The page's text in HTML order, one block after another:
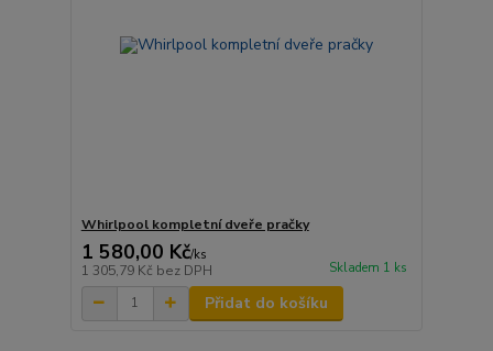
Whirlpool kompletní dveře pračky
1 580,00 Kč/ks
1 305,79 Kč bez DPH Skladem 1 ks
Přidat do košíku